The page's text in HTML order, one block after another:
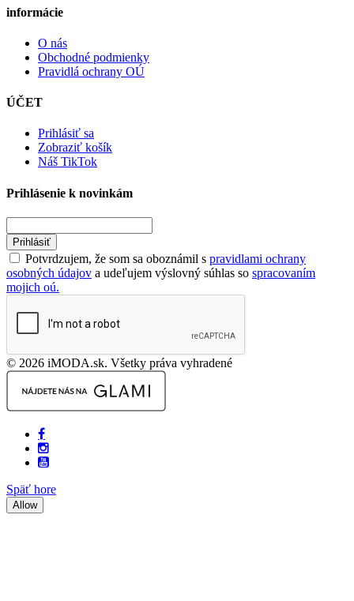
informácie
O nás
Obchodné podmienky
Pravidlá ochrany OÚ
ÚČET
Prihlásiť sa
Zobraziť košík
Náš TikTok
Prihlásenie k novinkám
Prihlásiť
Potvrdzujem, že som sa oboznámil s pravidlami ochrany
osobných údajov a udeľujem výslovný súhlas so spracovaním
mojich oú.
© 2026 iMODA.sk. Všetky práva vyhradené
Späť hore
Allow